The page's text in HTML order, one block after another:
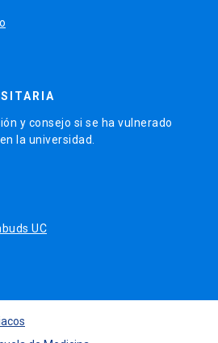
y consejo si se ha vulnerado
la universidad.
UC